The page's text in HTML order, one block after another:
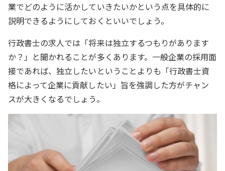
業でどのように活かしていきたいかという点を具体的に
説明できるようにしておくといいでしょう。
行政書士の求人では「将来は独立するつもりがあります
か？」と聞かれることが多くあります。一般企業の採用面
接であれば、独立したいということよりも「行政書士資
格によって企業に貢献したい」旨を強調した方がチャン
スが大きくなるでしょう。